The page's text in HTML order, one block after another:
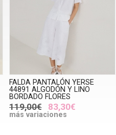
FALDA PANTALÓN YERSE
44891 ALGODÓN Y LINO
BORDADO FLORES
119,00€ 83,30€
más variaciones